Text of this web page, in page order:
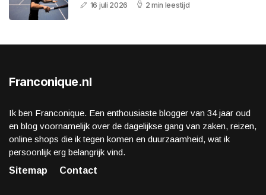
16 juli 2026 2 min leestijd
Franconique.nl
Ik ben Franconique. Een enthousiaste blogger van 34 jaar oud
en blog voornamelijk over de dagelijkse gang van zaken, reizen,
online shops die ik tegen komen en duurzaamheid, wat ik
persoonlijk erg belangrijk vind.
Sitemap
Contact